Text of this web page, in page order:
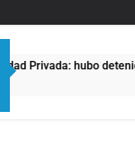
hubo detenidos y